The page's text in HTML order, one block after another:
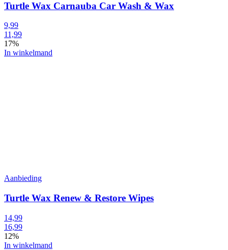
Turtle Wax Carnauba Car Wash & Wax
9,99
11,99
17%
In winkelmand
Aanbieding
Turtle Wax Renew & Restore Wipes
14,99
16,99
12%
In winkelmand